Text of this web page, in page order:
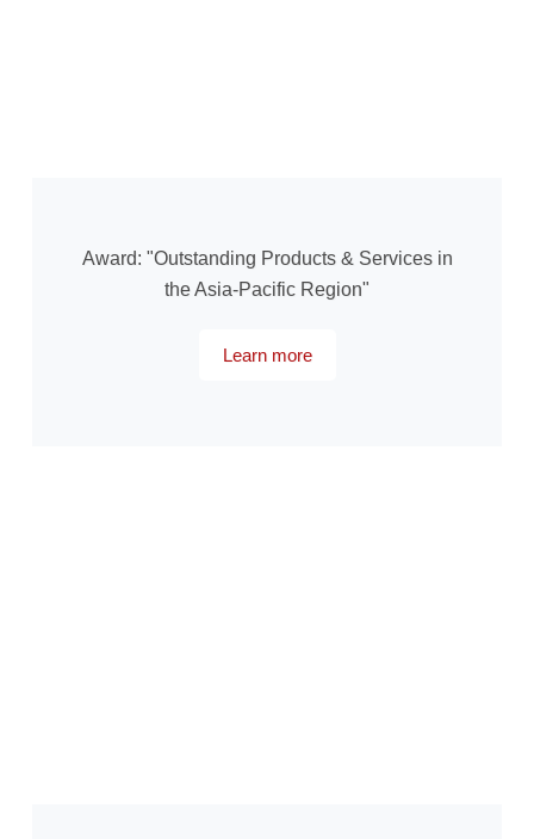
Award: "Outstanding Products & Services in
the Asia-Pacific Region"
Learn more